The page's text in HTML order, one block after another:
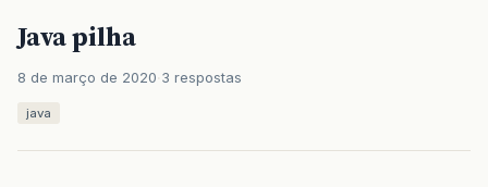
Java pilha
8 de março de 2020 3 respostas
java